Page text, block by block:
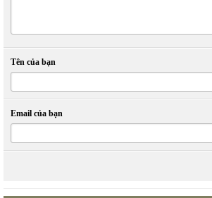
Tên của bạn
Email của bạn